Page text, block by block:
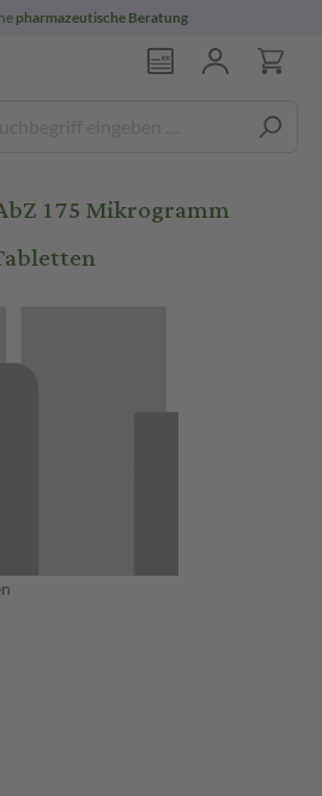
pharmazeutische Beratung
175 Mikrogramm